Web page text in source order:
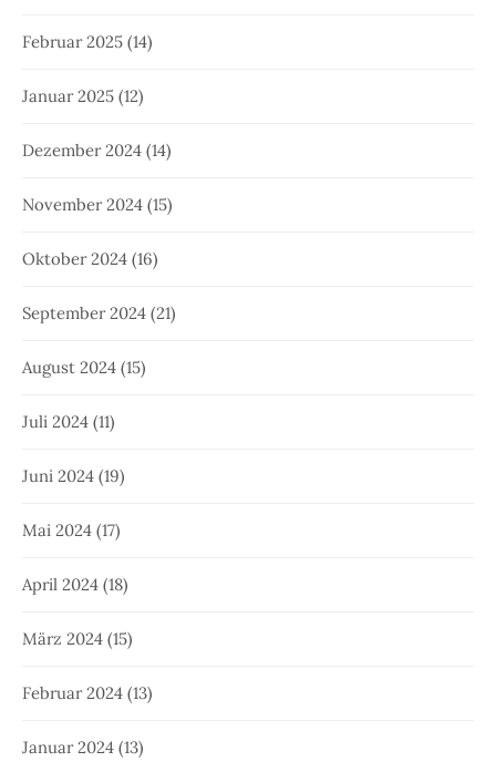
Februar 2025 (14)
Januar 2025 (12)
Dezember 2024 (14)
November 2024 (15)
Oktober 2024 (16)
September 2024 (21)
August 2024 (15)
Juli 2024 (11)
Juni 2024 (19)
Mai 2024 (17)
April 2024 (18)
März 2024 (15)
Februar 2024 (13)
Januar 2024 (13)